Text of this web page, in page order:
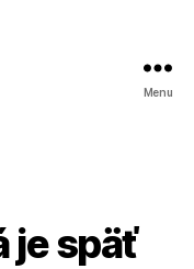
Menu
je späť